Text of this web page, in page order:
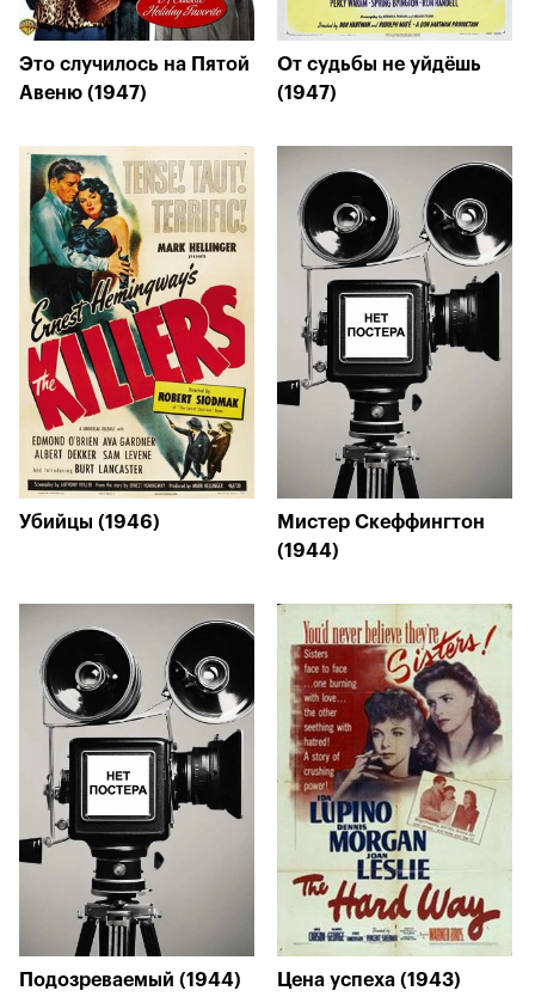
Это случилось на Пятой
Авеню (1947)
От судьбы не уйдёшь
(1947)
Убийцы (1946)
Мистер Скеффингтон
(1944)
Подозреваемый (1944) Цена успеха (1943)